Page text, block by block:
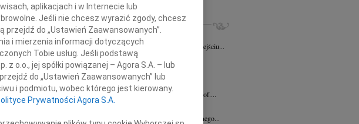
INNE NEKROLOGI
Izabela Gasin 08.04.2026Bydgoszcz
Z niewymownym żalem zawiadamiamy o odejściu...
Danuta Stępkowska29.01.2026
Zmarła Danka Stępkowska Torunianka,...
Jacek Woźny
30.12.2025
Z żalem przyjęliśmy wiadomość o śmierci prof....
Bolesław Durlak
W pierwszą rocznicę śmierci naszego kochanego...
aplikacjach i w Internecie lub
Jeśli nie chcesz wyrazić zgody, chcesz
do „Ustawień Zaawansowanych”.
i mierzenia informacji dotyczących
Tobie usług. Jeśli podstawą
o.o., jej spółki powiązanej – Agora S.A. – lub
do „Ustawień Zaawansowanych” lub
i podmiotu, wobec którego jest kierowany.
Prywatności Agora S.A.